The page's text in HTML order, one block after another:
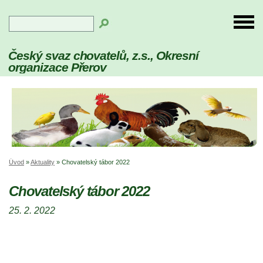
Český svaz chovatelů, z.s., Okresní
organizace Přerov
Úvod »Aktuality » Chovatelský tábor 2022
Chovatelský tábor 2022
25. 2. 2022